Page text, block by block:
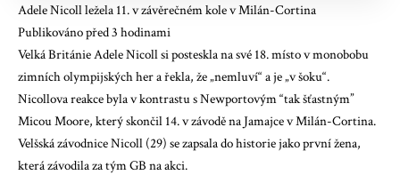
Adele Nicoll ležela 11. v závěrečném kole v Milán-Cortina
Publikováno před 3 hodinami
Velká Británie Adele Nicoll si posteskla na své 18. místo v monobobu
zimních olympijských her a řekla, že „nemluví“ a je „v šoku“.
Nicollova reakce byla v kontrastu s Newportovým “tak šťastným”
Micou Moore, který skončil 14. v závodě na Jamajce v Milán-Cortina.
Velšská závodnice Nicoll (29) se zapsala do historie jako první žena,
která závodila za tým GB na akci.